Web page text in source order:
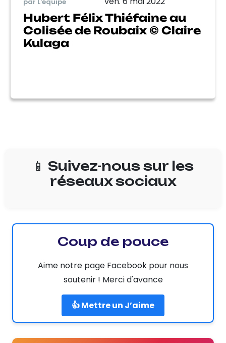
Hubert Félix Thiéfaine au
Colisée de Roubaix © Claire
Kulaga
📱 Suivez-nous sur les
réseaux sociaux
Coup de pouce
Aime notre page Facebook pour nous
soutenir ! Merci d'avance
👍 Mettre un J’aime